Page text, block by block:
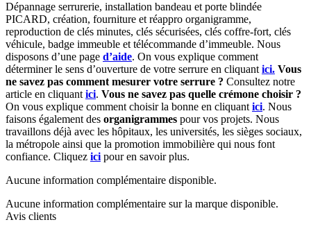
Dépannage serrurerie, installation bandeau et porte blindée
PICARD, création, fourniture et réappro organigramme,
reproduction de clés minutes, clés sécurisées, clés coffre-fort, clés
véhicule, badge immeuble et télécommande d’immeuble. Nous
disposons d’une page d’aide. On vous explique comment
déterminer le sens d’ouverture de votre serrure en cliquant ici. Vous
ne savez pas comment mesurer votre serrure ? Consultez notre
article en cliquant ici. Vous ne savez pas quelle crémone choisir ?
On vous explique comment choisir la bonne en cliquant ici. Nous
faisons également des organigrammes pour vos projets. Nous
travaillons déjà avec les hôpitaux, les universités, les sièges sociaux,
la métropole ainsi que la promotion immobilière qui nous font
confiance. Cliquez ici pour en savoir plus.
Aucune information complémentaire disponible.
Aucune information complémentaire sur la marque disponible.
Avis clients